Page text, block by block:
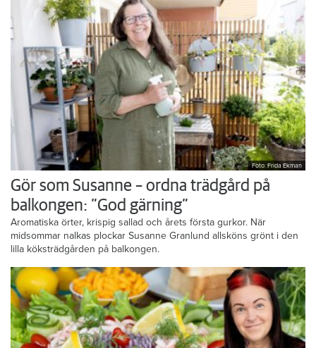
Foto: Frida Ekman
Gör som Susanne – ordna trädgård på
balkongen: ”God gärning”
Aromatiska örter, krispig sallad och årets första gurkor. När
midsommar nalkas plockar Susanne Granlund allsköns grönt i den
lilla köksträdgården på balkongen.